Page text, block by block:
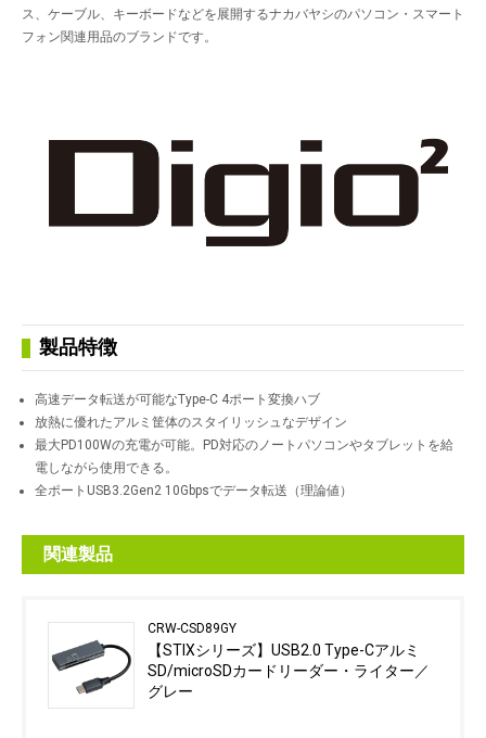
ス、ケーブル、キーボードなどを展開するナカバヤシのパソコン・スマート
フォン関連用品のブランドです。
製品特徴
高速データ転送が可能なType-C 4ポート変換ハブ
放熱に優れたアルミ筐体のスタイリッシュなデザイン
最大PD100Wの充電が可能。PD対応のノートパソコンやタブレットを給
電しながら使用できる。
全ポートUSB3.2Gen2 10Gbpsでデータ転送（理論値）
関連製品
CRW-CSD89GY
【STIXシリーズ】USB2.0 Type-Cアルミ
SD/microSDカードリーダー・ライター／
グレー